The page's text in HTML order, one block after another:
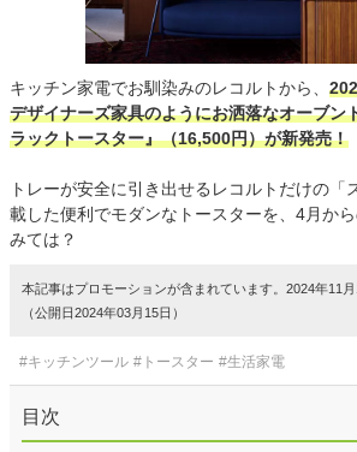
キッチン家電でお馴染みのレコルトから、
デザイナーズ家具のようにお洒落なオーブン
ラックトースター』（16,500円）が新発売！
トレーが安全に引き出せるレコルトだけの「
載した便利でモダンなトースターを、4月か
みては？
本記事はプロモーションが含まれています。2024年11
（公開日2024年03月15日）
#キッチンツール #トースター #生活家電
目次